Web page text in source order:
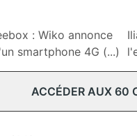
: Wiko annonce
smartphone 4G (...)
ACCÉDER AUX 60